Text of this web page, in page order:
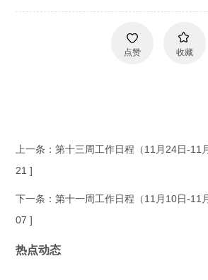
点赞 收藏
上一条：第十三周工作日程（11月24日-11
21 ]
下一条：第十一周工作日程（11月10日-11
07 ]
热点动态